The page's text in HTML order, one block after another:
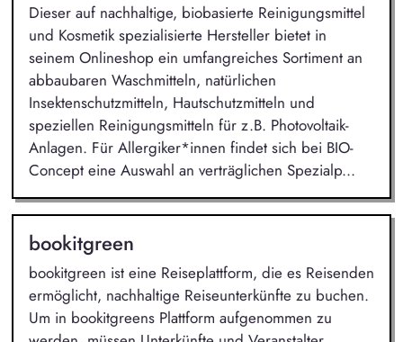
Dieser auf nachhaltige, biobasierte Reinigungsmittel
und Kosmetik spezialisierte Hersteller bietet in
seinem Onlineshop ein umfangreiches Sortiment an
abbaubaren Waschmitteln, natürlichen
Insektenschutzmitteln, Hautschutzmitteln und
speziellen Reinigungsmitteln für z.B. Photovoltaik-
Anlagen. Für Allergiker*innen findet sich bei BIO-
Concept eine Auswahl an verträglichen Spezialp...
bookitgreen
bookitgreen ist eine Reiseplattform, die es Reisenden
ermöglicht, nachhaltige Reiseunterkünfte zu buchen.
Um in bookitgreens Plattform aufgenommen zu